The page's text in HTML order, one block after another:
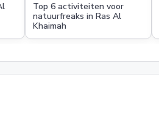
Top 6 activiteiten voor
natuurfreaks in Ras Al
Khaimah